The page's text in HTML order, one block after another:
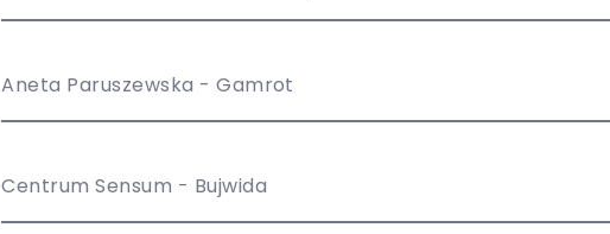
Aneta Paruszewska - Gamrot
Centrum Sensum - Bujwida